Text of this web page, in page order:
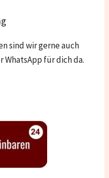
sind wir gerne auch
WhatsApp für dich da.